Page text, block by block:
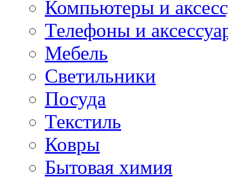
Компьютеры и
Телефоны и
Мебель
Светильники
Посуда
Текстиль
Ковры
Бытовая химия